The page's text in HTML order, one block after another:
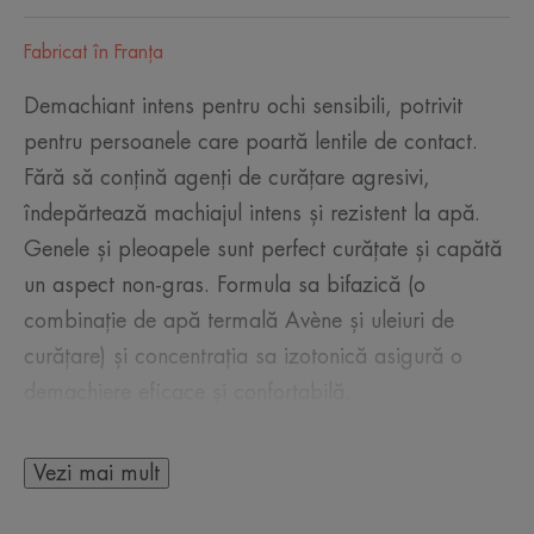
Fabricat în Franţa
Demachiant intens pentru ochi sensibili, potrivit
pentru persoanele care poartă lentile de contact.
Fără să conțină agenți de curățare agresivi,
îndepărtează machiajul intens și rezistent la apă.
Genele și pleoapele sunt perfect curățate și capătă
un aspect non-gras. Formula sa bifazică (o
combinație de apă termală Avène și uleiuri de
curățare) și concentrația sa izotonică asigură o
Vezi mai mult